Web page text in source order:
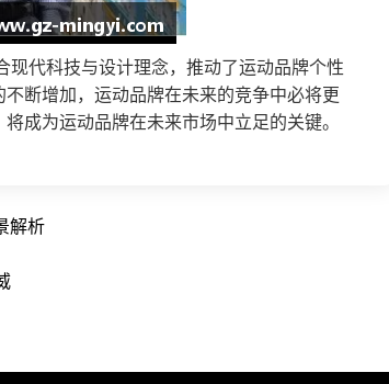
现代科技与设计理念，推动了运动品牌个性
断增加，运动品牌在未来的竞争中必将更
成为运动品牌在未来市场中立足的关键。
解析